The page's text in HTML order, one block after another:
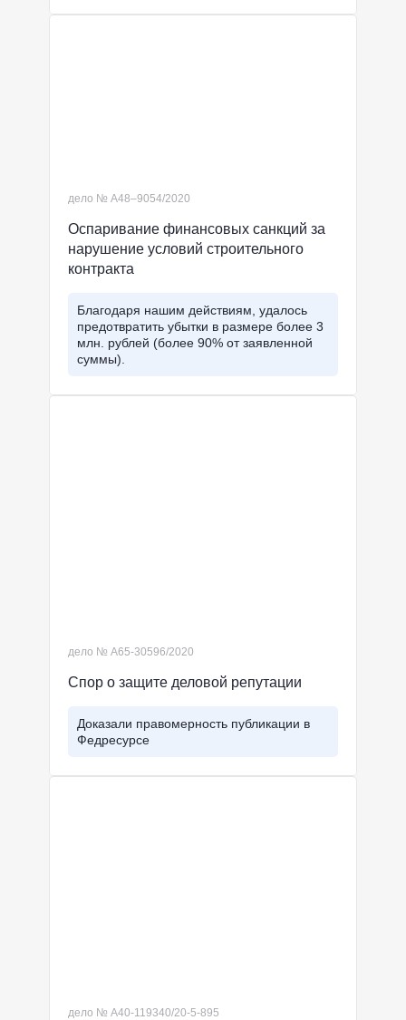
дело № А48–9054/2020
Оспаривание финансовых санкций за
нарушение условий строительного
контракта
Благодаря нашим действиям, удалось
предотвратить убытки в размере более 3
млн. рублей (более 90% от заявленной
суммы).
дело № А65-30596/2020
Спор о защите деловой репутации
Доказали правомерность публикации в
Федресурсе
дело № А40-119340/20-5-895